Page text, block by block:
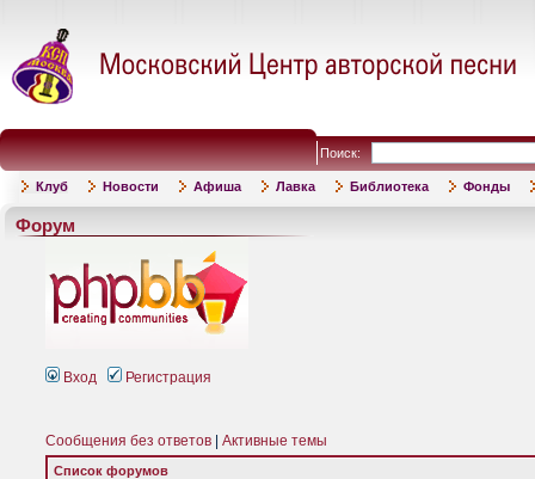
Поиск:
Клуб Новости Афиша Лавка Библиотека Фонды
Форум
Вход Регистрация
Сообщения без ответов Активные темы
Список форумов